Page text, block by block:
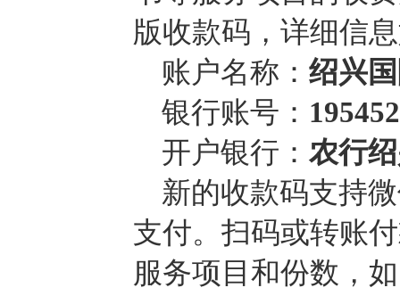
版收款码，详细信
账户名称： 绍兴
银行账号：
开户银行： 农行
新的收款码支持
支付。扫码或转账
服务项目和份数，